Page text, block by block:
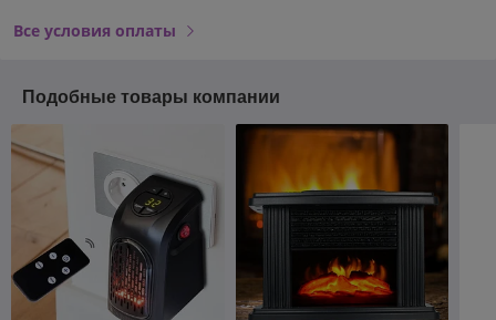
Все условия оплаты
Подобные товары компании